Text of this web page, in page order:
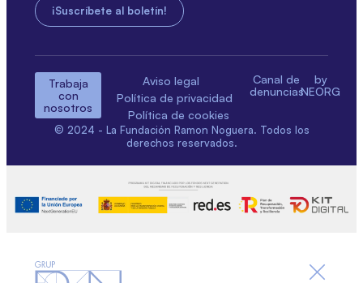
Trabaja
con
nosotros
Aviso legal
Política de privacidad
Política de cookies
Canal de
denuncias
by
NEORG
© 2024 - La Fundación Ramon Noguera. Todos los
derechos reservados.